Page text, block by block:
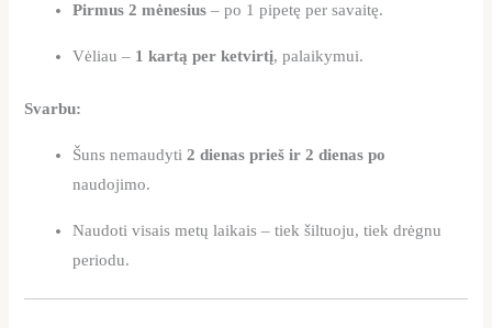
Pirmus 2 mėnesius – po 1 pipetę per savaitę.
Vėliau – 1 kartą per ketvirtį, palaikymui.
Svarbu:
Šuns nemaudyti2 dienas prieš ir 2 dienas po
naudojimo.
Naudoti visais metų laikais – tiek šiltuoju, tiek drėgnu
periodu.